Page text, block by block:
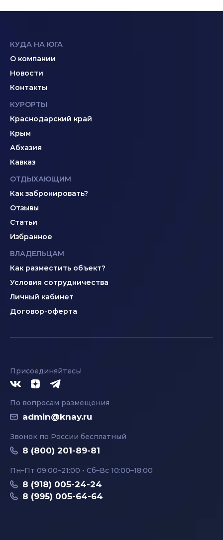
КУДА НА ЮГА
О компании
Новости
Контакты
КУРОРТЫ
Краснодарский край
Крым
Абхазия
Кавказ
ОТДЫХАЮЩИМ
Как забронировать?
Отзывы
Статьи
Избранное
ВЛАДЕЛЬЦАМ
Как разместить объект?
Условия сотрудничества
Личный кабинет
Договор-оферта
Присоединяйтесь!
По вопросам размещения
admin@knay.ru
Звонок по России бесплатный
8 (800) 201-89-81
Пн–Пт 09:00–21:00 • Сб–Вс 10:00–18:00
8 (918) 005-24-24
8 (995) 005-64-64